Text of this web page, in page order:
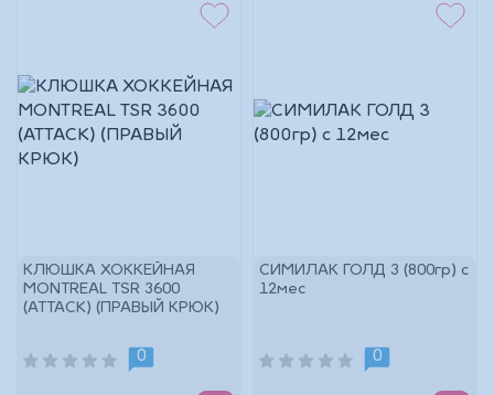
КЛЮШКА ХОККЕЙНАЯ
MONTREAL ТSR 3600
(ATTACK) (ПРАВЫЙ КРЮК)
0
СИМИЛАК ГОЛД 3 (800гр) с
12мес
0